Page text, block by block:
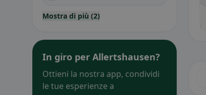
Mostra di più (2)
In giro per Allertshausen?
Ottieni la nostra app, condividi
le tue esperienze a